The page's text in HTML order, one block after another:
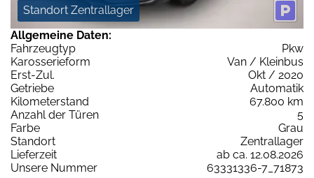
Standort Zentrallager
Allgemeine Daten:
Fahrzeugtyp
Pkw
Karosserieform
Van / Kleinbus
Erst-Zul.
Okt / 2020
Getriebe
Automatik
Kilometerstand
67.800 km
Anzahl der Türen
5
Farbe
Grau
Standort
Zentrallager
Lieferzeit
ab ca. 12.08.2026
Unsere Nummer
63331336-7_71873